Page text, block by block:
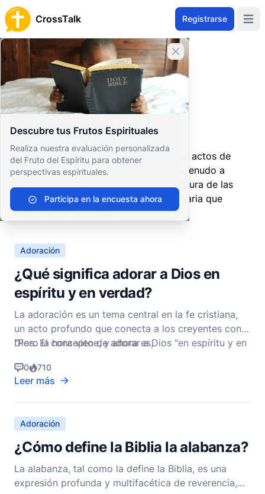
CrossTalk Registrarse
Cerrar banner
Descubre tus Frutos Espirituales
Realiza nuestra evaluación personalizada
del Fruto del Espíritu para obtener
perspectivas espirituales.
Participa en la encuesta ahora
Inicio
Archivo de Preguntas
Culto y Ritual
Prácticas Litúrgicas
Adoración
Adoración
La adoración en el cristianismo implica actos de
reverencia y adoración hacia Dios, a menudo a
través de la música, la oración y la lectura de las
escrituras. Es una experiencia comunitaria que
unifica a los creyentes.
Adoración
¿Qué significa adorar a Dios en
espíritu y en verdad?
La adoración es un tema central en la fe cristiana,
un acto profundo que conecta a los creyentes con
Dios. El concepto de adorar a Dios "en espíritu y en
la mujer samaritana en el pozo, registrada en Juan
4:23-24:
"Pero la hora viene, y ahora es,
0 710
Leer más
Adoración
¿Cómo define la Biblia la alabanza?
La alabanza, tal como la define la Biblia, es una
expresión profunda y multifacética de reverencia,